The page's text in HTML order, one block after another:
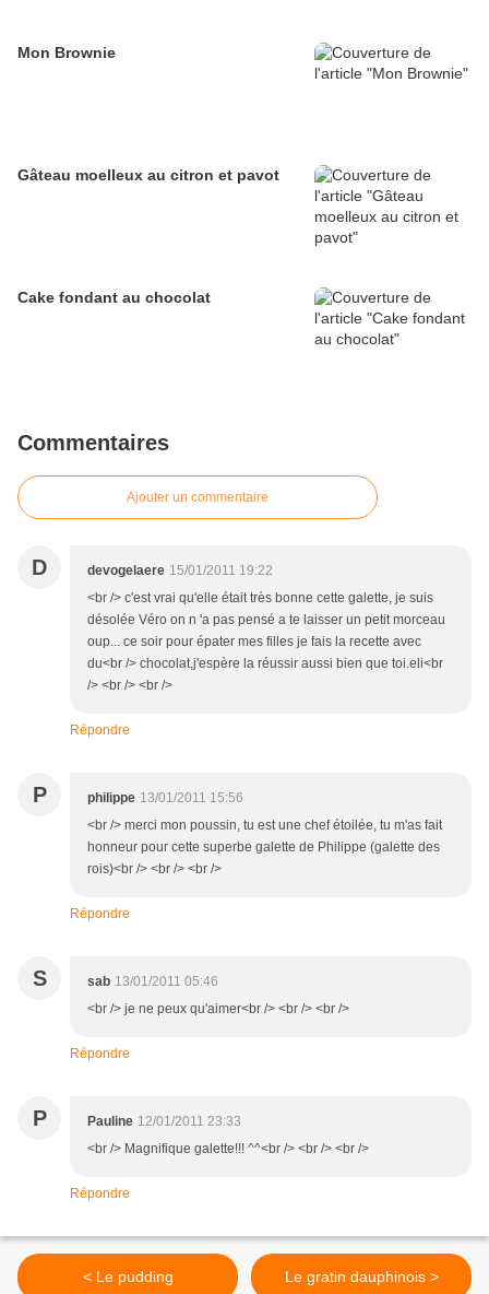
Mon Brownie
Gâteau moelleux au citron et pavot
Cake fondant au chocolat
Commentaires
Ajouter un commentaire
D devogelaere 15/01/2011 19:22
<br /> c'est vrai qu'elle était très bonne cette galette, je suis
désolée Véro on n 'a pas pensé a te laisser un petit morceau
oup... ce soir pour épater mes filles je fais la recette avec
du<br /> chocolat,j'espère la réussir aussi bien que toi.eli<br
/> <br /> <br />
Répondre
P philippe 13/01/2011 15:56
<br /> merci mon poussin, tu est une chef étoilée, tu m'as fait
honneur pour cette superbe galette de Philippe (galette des
rois)<br /> <br /> <br />
Répondre
S sab 13/01/2011 05:46
<br /> je ne peux qu'aimer<br /> <br /> <br />
Répondre
P Pauline 12/01/2011 23:33
<br /> Magnifique galette!!! ^^<br /> <br /> <br />
Répondre
< Le pudding Le gratin dauphinois >